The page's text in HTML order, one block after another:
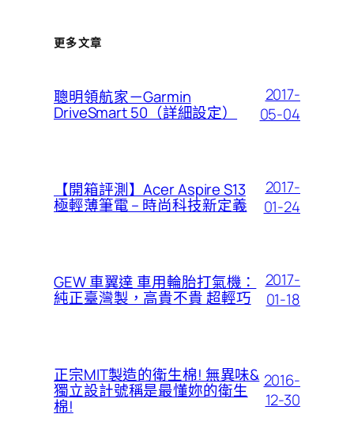
更多文章
聰明領航家－Garmin
DriveSmart 50（詳細設定）
2017-
05-04
【開箱評測】Acer Aspire S13
極輕薄筆電 – 時尚科技新定義
2017-
01-24
GEW 車翼達 車用輪胎打氣機：
純正臺灣製，高貴不貴 超輕巧
2017-
01-18
正宗MIT製造的衛生棉! 無異味&
獨立設計號稱是最懂妳的衛生
棉!
2016-
12-30